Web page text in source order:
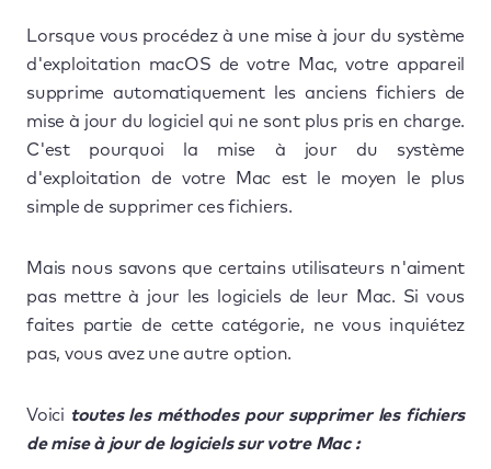
Lorsque vous procédez à une mise à jour du système
d'exploitation macOS de votre Mac, votre appareil
supprime automatiquement les anciens fichiers de
mise à jour du logiciel qui ne sont plus pris en charge.
C'est pourquoi la mise à jour du système
d'exploitation de votre Mac est le moyen le plus
simple de supprimer ces fichiers.
Mais nous savons que certains utilisateurs n'aiment
pas mettre à jour les logiciels de leur Mac. Si vous
faites partie de cette catégorie, ne vous inquiétez
pas, vous avez une autre option.
Voici toutes les méthodes pour supprimer les fichiers
de mise à jour de logiciels sur votre Mac :